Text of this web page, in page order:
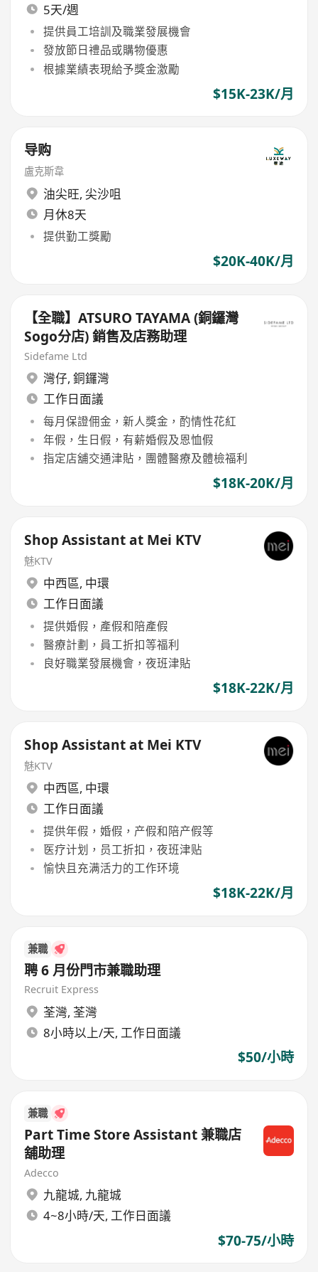
5天/週
提供員工培訓及職業發展機會
發放節日禮品或購物優惠
根據業績表現給予獎金激勵
$15K-23K/月
导购
盧克斯韋
油尖旺, 尖沙咀
月休8天
提供勤工獎勵
$20K-40K/月
【全職】ATSURO TAYAMA (銅鑼灣
Sogo分店) 銷售及店務助理
Sidefame Ltd
灣仔, 銅鑼灣
工作日面議
每月保證佣金，新人獎金，酌情性花紅
年假，生日假，有薪婚假及恩恤假
指定店舖交通津貼，團體醫療及體檢福利
$18K-20K/月
Shop Assistant at Mei KTV
魅KTV
中西區, 中環
工作日面議
提供婚假，產假和陪產假
醫療計劃，員工折扣等福利
良好職業發展機會，夜班津貼
$18K-22K/月
Shop Assistant at Mei KTV
魅KTV
中西區, 中環
工作日面議
提供年假，婚假，产假和陪产假等
医疗计划，员工折扣，夜班津贴
愉快且充满活力的工作环境
$18K-22K/月
兼職
聘 6 月份門市兼職助理
Recruit Express
荃灣, 荃灣
8小時以上/天, 工作日面議
$50/小時
兼職
Part Time Store Assistant 兼職店
舖助理
Adecco
九龍城, 九龍城
4~8小時/天, 工作日面議
$70-75/小時